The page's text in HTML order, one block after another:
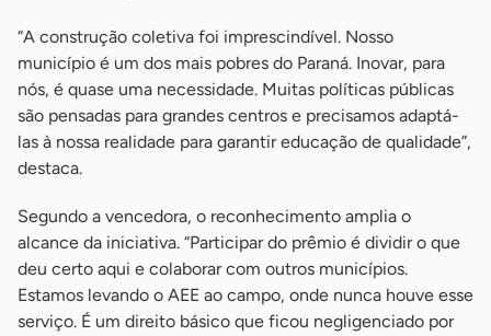
“A construção coletiva foi imprescindível. Nosso
município é um dos mais pobres do Paraná. Inovar, para
nós, é quase uma necessidade. Muitas políticas públicas
são pensadas para grandes centros e precisamos adaptá-
las à nossa realidade para garantir educação de qualidade”,
destaca.
Segundo a vencedora, o reconhecimento amplia o
alcance da iniciativa. “Participar do prêmio é dividir o que
deu certo aqui e colaborar com outros municípios.
Estamos levando o AEE ao campo, onde nunca houve esse
serviço. É um direito básico que ficou negligenciado por